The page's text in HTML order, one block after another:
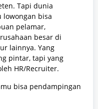
Tapi dunia
bisa
pelamar,
besar di
lainnya. Yang
pintar, tapi yang
HR/Recruiter.
bisa pendampingan